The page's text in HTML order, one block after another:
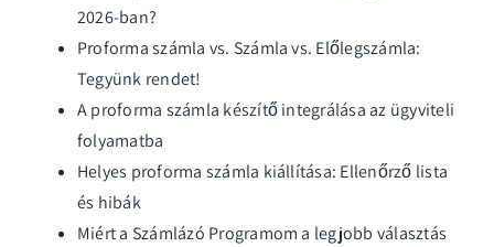
2026-ban?
Proforma számla vs. Számla vs. Előlegszámla:
Tegyünk rendet!
A proforma számla készítő integrálása az ügyviteli
folyamatba
Helyes proforma számla kiállítása: Ellenőrző lista
és hibák
Miért a Számlázó Programom a legjobb választás